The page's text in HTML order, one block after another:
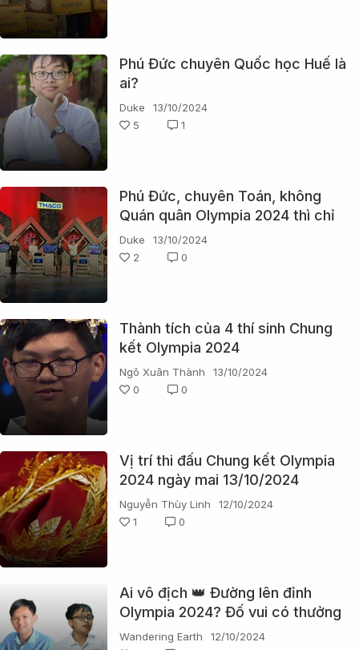
Phú Đức chuyên Quốc học Huế là
ai?
Duke
13/10/2024
5
1
Phú Đức, chuyên Toán, không
Quán quân Olympia 2024 thì chỉ
có thể là định mệnh!
Duke
13/10/2024
2
0
Thành tích của 4 thí sinh Chung
kết Olympia 2024
Ngô Xuân Thành
13/10/2024
0
0
Vị trí thi đấu Chung kết Olympia
2024 ngày mai 13/10/2024
Nguyễn Thùy Linh
12/10/2024
1
0
Ai vô địch 👑 Đường lên đỉnh
Olympia 2024? Đố vui có thưởng
nàooooooooooo
Wandering Earth
12/10/2024